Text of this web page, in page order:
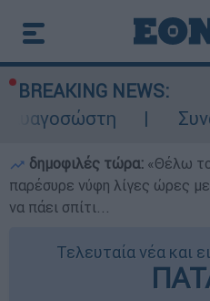
BREAKING NEWS:
Συναγερμός στην
δημοφιλές τώρα: «Θέλω
παρέσυρε νύφη λίγες ώρες
να πάει σπίτι...
Τελευταία νέα και